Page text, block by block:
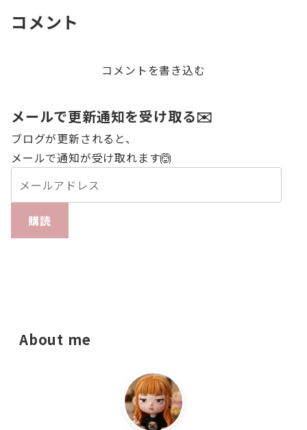
te
コメント
コメントを書き込む
メールで更新通知を受け取る✉️
ブログが更新されると、
メールで通知が受け取れます🙆
購読
About me